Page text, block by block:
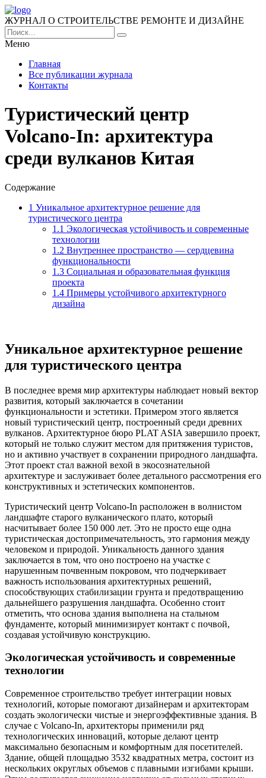
ЖУРНАЛ О СТРОИТЕЛЬСТВЕ РЕМОНТЕ И ДИЗАЙНЕ
Меню
Главная
Все публикации журнала
Контакты
Туристический центр
Volcano-In: архитектура
среди вулканов Китая
Содержание
1 Уникальное архитектурное решение для
туристического центра
1.1 Экологическая устойчивость и современные
технологии
1.2 Внутреннее пространство — сердцевина
функциональности
1.3 Социальная и образовательная функция
проекта
1.4 Примеры устойчивого архитектурного
дизайна
Уникальное архитектурное решение
для туристического центра
В последнее время мир архитектуры наблюдает новый вектор
развития, который заключается в сочетании
функциональности и эстетики. Примером этого является
новый туристический центр, построенный среди древних
вулканов. Архитектурное бюро PLAT ASIA завершило проект,
который не только служит местом для притяжения туристов,
но и активно участвует в сохранении природного ландшафта.
Этот проект стал важной вехой в экосознательной
архитектуре и заслуживает более детального рассмотрения его
конструктивных и эстетических компонентов.
Туристический центр Volcano-In расположен в волнистом
ландшафте старого вулканического плато, который
насчитывает более 150 000 лет. Это не просто еще одна
туристическая достопримечательность, это гармония между
человеком и природой. Уникальность данного здания
заключается в том, что оно построено на участке с
нарушенным почвенным покровом, что подчеркивает
важность использования архитектурных решений,
способствующих стабилизации грунта и предотвращению
дальнейшего разрушения ландшафта. Особенно стоит
отметить, что основа здания выполнена на стальном
фундаменте, который минимизирует контакт с почвой,
создавая устойчивую конструкцию.
Экологическая устойчивость и современные
технологии
Современное строительство требует интеграции новых
технологий, которые помогают дизайнерам и архитекторам
создать экологически чистые и энергоэффективные здания. В
случае с Volcano-In, архитекторы применили ряд
технологических инноваций, которые делают центр
максимально безопасным и комфортным для посетителей.
Здание, общей площадью 3532 квадратных метра, состоит из
нескольких округлых объемов с плавными изгибами крыши.